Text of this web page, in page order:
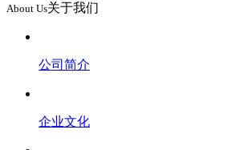
About Us关于我们
公司简介
企业文化